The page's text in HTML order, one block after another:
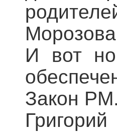
И вот
Закон РМ.